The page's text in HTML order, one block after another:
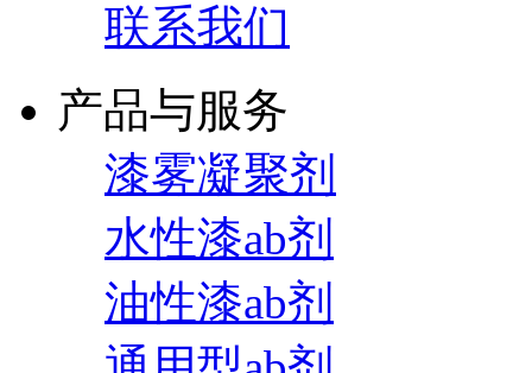
联系我们
产品与服务
漆雾凝聚剂
水性漆ab剂
油性漆ab剂